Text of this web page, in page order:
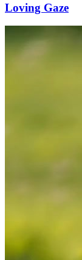
Loving Gaze